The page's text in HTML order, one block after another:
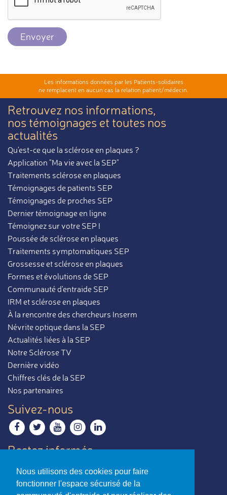
Nous utilisons des cookies pour faire
fonctionner l'espace sécurisé de la
Envoyer
Les informations données par les Patients-solidaires
ne remplacent en aucun cas la relation patient/médecin.
Retrouvez nos informations,
nos témoignages et toutes nos
actualités
Qu'est-ce que la sclérose en plaques ?
Application "Ma vie avec la SEP"
Traitements sclérose en plaques
Témoignages de patients SEP
Témoignages de proches SEP
Dernier témoignage en ligne
Témoignez sur votre SEP !
Poussée de sclérose en plaques
Traitements symptomatiques SEP
Grossesse et sclérose en plaques
Formes et évolutions de SEP
Communauté d'entraide SEP
IRM et sclérose en plaques
À la rencontre des chercheurs Inserm
Névrite optique dans la SEP
Actualités liées à la SEP
Notre Sclérose TV
Dernière vidéo
Chiffres clés de la SEP
Nos partenaires
Suivez-nous
Restez informés
Contactez-nous
Envoyer un e-mail